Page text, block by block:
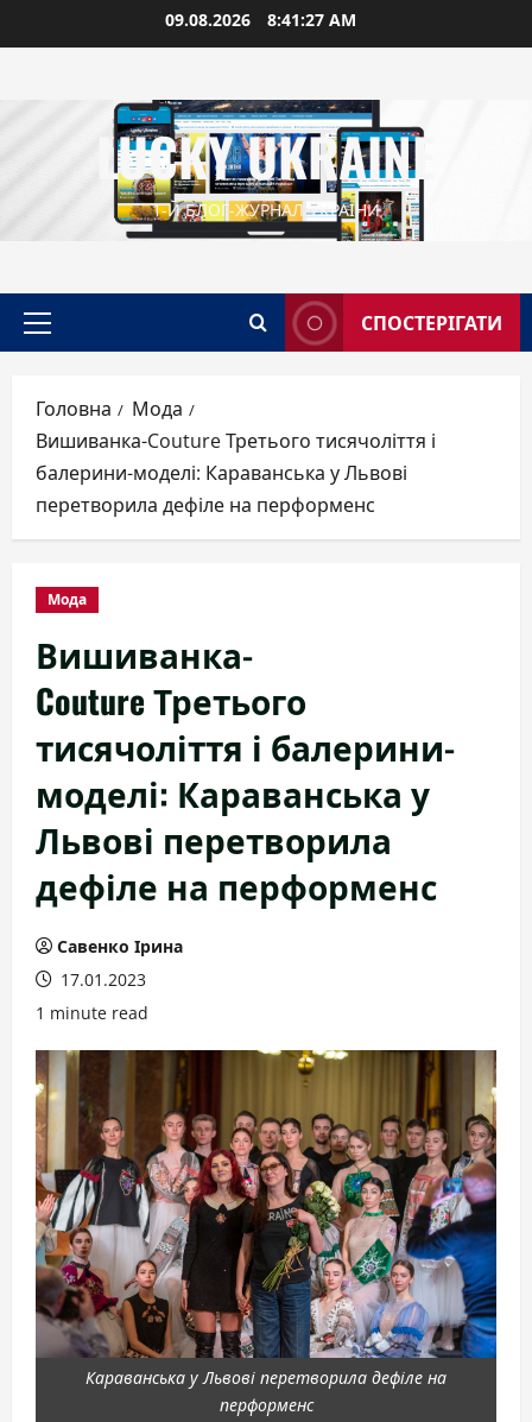
до
09.08.2026 8:41:29 AM
LUCKY UKRAINE
1-Й БЛОГ-ЖУРНАЛ УКРАЇНИ
Головне
СПОСТЕРІГАТИ
Головна
Мода
Вишиванка-Couture Третього тисячоліття і
балерини-моделі: Караванська у Львові
перетворила дефіле на перформенс
Мода
Вишиванка-
Couture Третього
тисячоліття і балерини-
моделі: Караванська у
Львові перетворила
дефіле на перформенс
Савенко Ірина
17.01.2023
1 minute read
Караванська у Львові перетворила дефіле на
перформенс